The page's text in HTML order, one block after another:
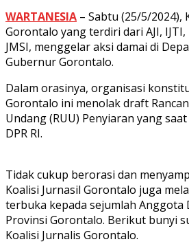
WARTANESIA – Sabtu (25/5/2024),
Gorontalo yang terdiri dari AJI, IJTI,
JMSI, menggelar aksi damai di
Gubernur Gorontalo.
Dalam orasinya, organisasi
Gorontalo ini menolak draft
Undang (RUU) Penyiaran yang
DPR RI.
Tidak cukup berorasi dan
Koalisi Jurnasil Gorontalo juga
terbuka kepada sejumlah Anggota
Provinsi Gorontalo. Berikut bunyi
Koalisi Jurnalis Gorontalo.